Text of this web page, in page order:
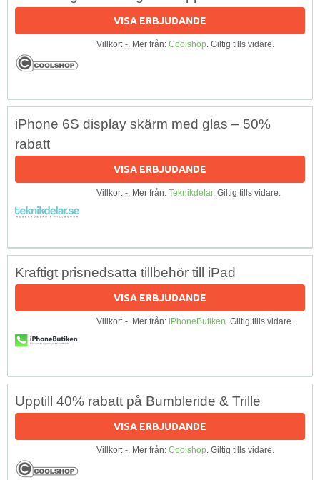
VISA ERBJUDANDE
Villkor: -. Mer från: Coolshop. Giltig tills vidare.
iPhone 6S display skärm med glas – 50%
rabatt
VISA ERBJUDANDE
Villkor: -. Mer från: Teknikdelar. Giltig tills vidare.
Kraftigt prisnedsatta tillbehör till iPad
VISA ERBJUDANDE
Villkor: -. Mer från: iPhoneButiken. Giltig tills vidare.
Upptill 40% rabatt på Bumbleride & Trille
VISA ERBJUDANDE
Villkor: -. Mer från: Coolshop. Giltig tills vidare.